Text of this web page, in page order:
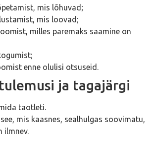
mis lõhuvad;
mis loovad;
milles paremaks saamine on
enne olulisi otsuseid.
ja tagajärgi
taotleti.
mis kaasnes, sealhulgas soovimatu,
ilmnev.